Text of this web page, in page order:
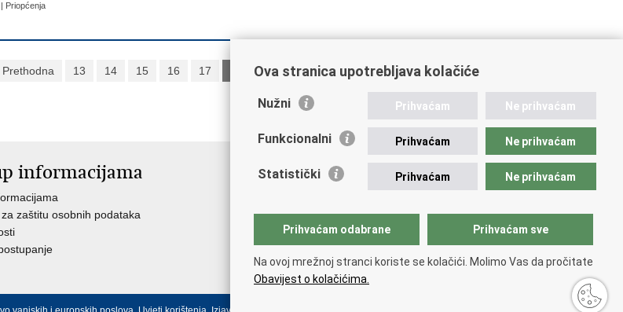
Priopćenja
Prethodna 13 14 15 16 17 19 20 Sljedeća »
informacijama
zaštitu osobnih podataka
Važne poveznice
Natječaji
Nadzor rada i unutarnja revizija službe vanjskih poslova
Pučki pravobranitelj
Ova stranica upotrebljava kolačiće
Nužni Prihvaćam Ne prihvaćam
Funkcionalni Prihvaćam Ne prihvaćam
Statistički Prihvaćam Ne prihvaćam
Prihvaćam odabrane Prihvaćam sve
Na ovoj mrežnoj stranci koriste se kolačići. Molimo Vas da pročitate
Obavijest o kolačićima.